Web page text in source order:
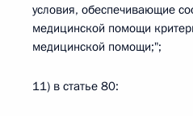
условия, обеспечивающие
медицинской помощи
медицинской помощи;";
11) в статье 80: